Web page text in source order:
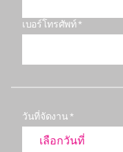
เบอร์โทรศัพท์ *
วันที่จัดงาน *